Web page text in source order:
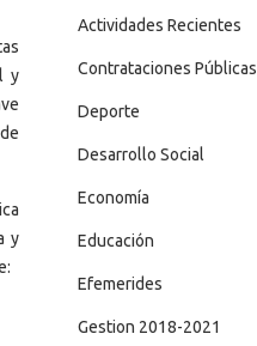
y
y
Actividades Recientes
Contrataciones Públicas
Deporte
Desarrollo Social
Economía
Educación
Efemerides
Gestion 2018-2021